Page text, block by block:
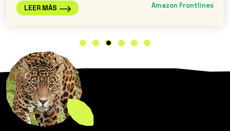
LEER MÁS Amazon Frontlines